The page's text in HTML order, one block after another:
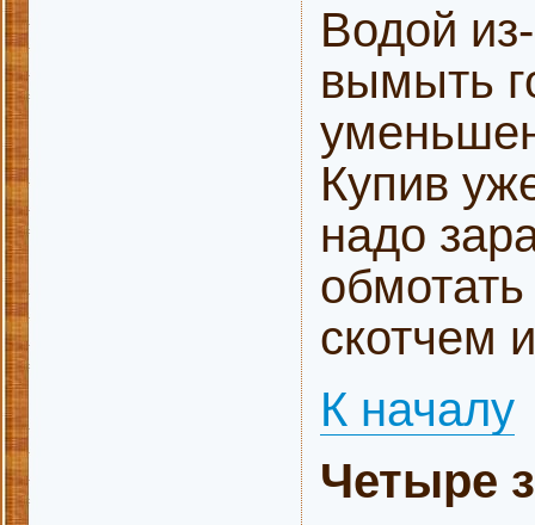
Водой
вымыть
Купив
надо
скотчем
К началу
Четыре